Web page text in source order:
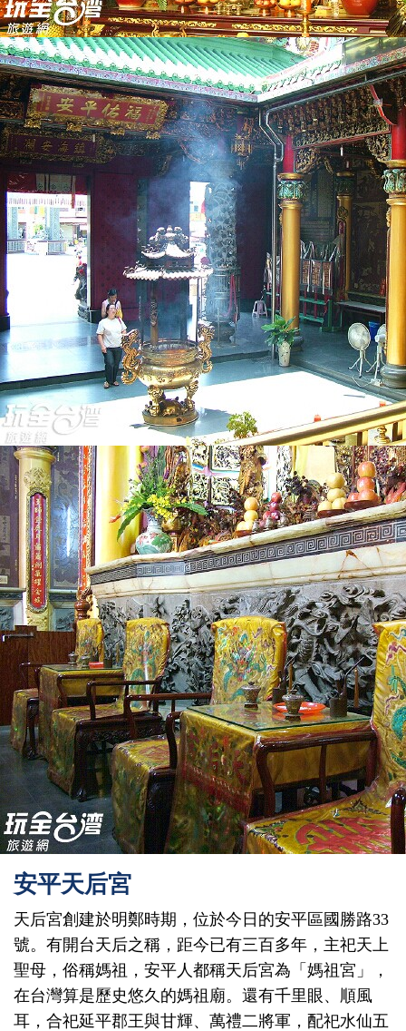
安平天后宮
天后宮創建於明鄭時期，位於今日的安平區國勝路33
號。有開台天后之稱，距今已有三百多年，主祀天上
聖母，俗稱媽祖，安平人都稱天后宮為「媽祖宮」，
在台灣算是歷史悠久的媽祖廟。還有千里眼、順風
耳，合祀延平郡王與甘輝、萬禮二將軍，配祀水仙五